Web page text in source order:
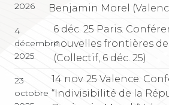
2026
Benjamin Morel
4
décembre
2025
6 déc. 25 Paris.
nouvelles frontières
(Collectif, 6 déc. 25)
23
octobre
14 nov. 25 Valence.
“Indivisibilité de la